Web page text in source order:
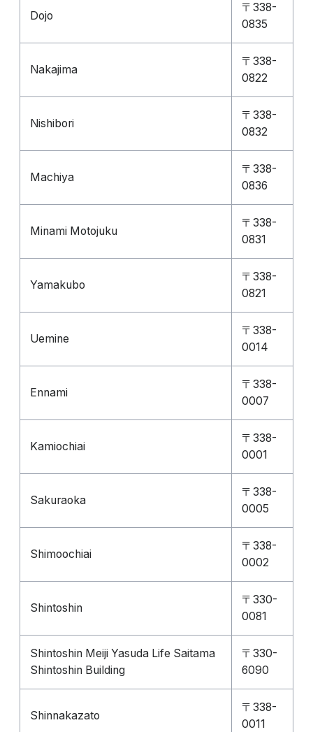
Dojo
〒338-
0835
Nakajima
〒338-
0822
Nishibori
〒338-
0832
Machiya
〒338-
0836
Minami Motojuku
〒338-
0831
Yamakubo
〒338-
0821
Uemine
〒338-
0014
Ennami
〒338-
0007
Kamiochiai
〒338-
0001
Sakuraoka
〒338-
0005
Shimoochiai
〒338-
0002
Shintoshin
〒330-
0081
Shintoshin Meiji Yasuda Life Saitama
Shintoshin Building
〒330-
6090
Shinnakazato
〒338-
0011